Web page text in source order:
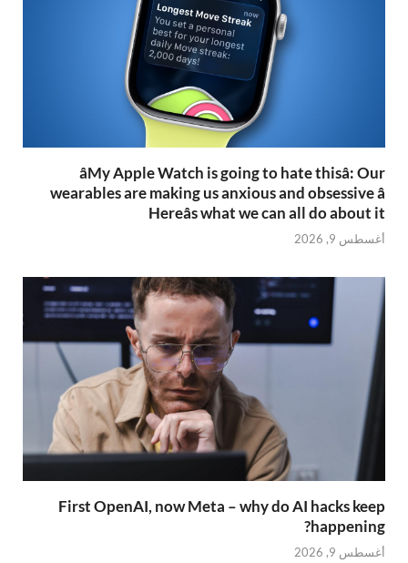
âMy Apple Watch is going to hate thisâ: Our
wearables are making us anxious and obsessive â
Hereâs what we can all do about it
أغسطس 9, 2026
First OpenAI, now Meta – why do AI hacks keep
happening?
أغسطس 9, 2026